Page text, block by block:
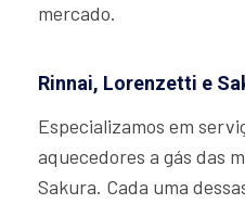
mercado.
Rinnai, Lorenzetti e
Especializamos em
aquecedores a gás das
Sakura. Cada uma